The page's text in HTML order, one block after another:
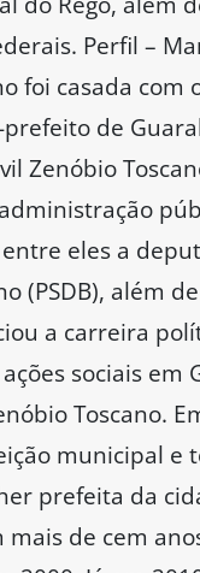
Perfil –
foi casada com
de
Zenóbio
eles a
(PSDB), além
a carreira
sociais em
Toscano.
municipal e
prefeita da
mais de cem